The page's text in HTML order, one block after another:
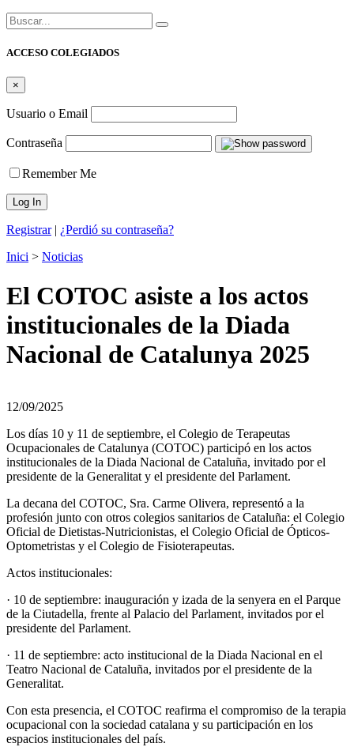
Buscar:
ACCESO COLEGIADOS
×
Usuario o Email
Contraseña
Remember Me
Registrar| ¿Perdió su contraseña?
Inici > Noticias
El COTOC asiste a los actos
institucionales de la Diada
Nacional de Catalunya 2025
12/09/2025
Los días 10 y 11 de septiembre, el Colegio de Terapeutas
Ocupacionales de Catalunya (COTOC) participó en los actos
institucionales de la Diada Nacional de Cataluña, invitado por el
presidente de la Generalitat y el presidente del Parlament.
La decana del COTOC, Sra. Carme Olivera, representó a la
profesión junto con otros colegios sanitarios de Cataluña: el Colegio
Oficial de Dietistas-Nutricionistas, el Colegio Oficial de Ópticos-
Optometristas y el Colegio de Fisioterapeutas.
Actos institucionales:
· 10 de septiembre: inauguración y izada de la senyera en el Parque
de la Ciutadella, frente al Palacio del Parlament, invitados por el
presidente del Parlament.
· 11 de septiembre: acto institucional de la Diada Nacional en el
Teatro Nacional de Cataluña, invitados por el presidente de la
Generalitat.
Con esta presencia, el COTOC reafirma el compromiso de la terapia
ocupacional con la sociedad catalana y su participación en los
espacios institucionales del país.